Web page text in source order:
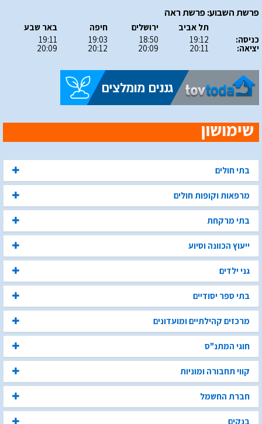
פרשת השבוע: פרשת ראה
כניסה:
יציאה:
תל אביב
19:12
20:11
ירושלים
18:50
20:09
חיפה
19:03
20:12
באר שבע
19:11
20:09
בתי חולים
מרפאות וקופות חולים
בתי מרקחת
ייעוץ הכוונה וסיוע
גני ילדים
בתי ספר יסודיים
מרכזים קהילתיים ומועדונים
חוגי המתנ"ס
קווי תחבורה ומוניות
חברת החשמל
בנקים